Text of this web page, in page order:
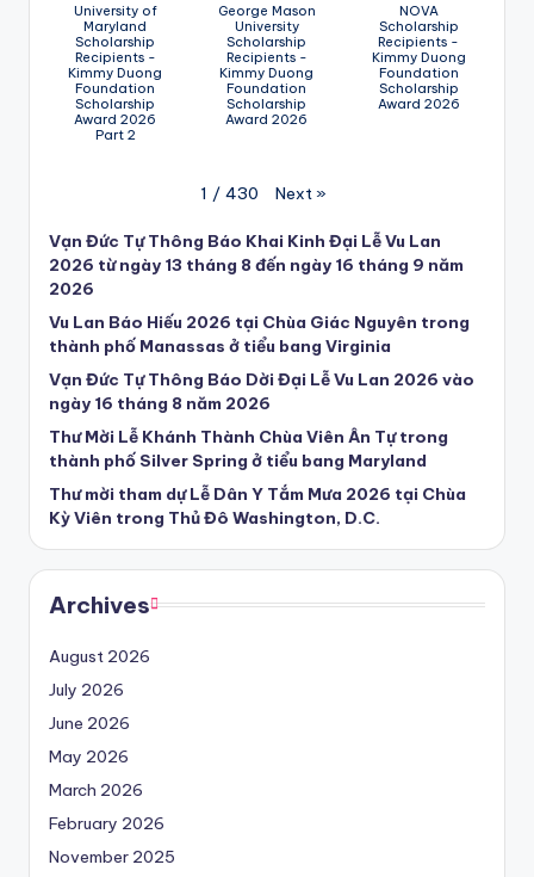
University of
Maryland
Scholarship
Recipients -
Kimmy Duong
Foundation
Scholarship
Award 2026
Part 2
George Mason
University
Scholarship
Recipients -
Kimmy Duong
Foundation
Scholarship
Award 2026
NOVA
Scholarship
Recipients -
Kimmy Duong
Foundation
Scholarship
Award 2026
1 / 430 Next »
Vạn Đức Tự Thông Báo Khai Kinh Đại Lễ Vu Lan
2026 từ ngày 13 tháng 8 đến ngày 16 tháng 9 năm
2026
Vu Lan Báo Hiếu 2026 tại Chùa Giác Nguyên trong
thành phố Manassas ở tiểu bang Virginia
Vạn Đức Tự Thông Báo Dời Đại Lễ Vu Lan 2026 vào
ngày 16 tháng 8 năm 2026
Thư Mời Lễ Khánh Thành Chùa Viên Ân Tự trong
thành phố Silver Spring ở tiểu bang Maryland
Thư mời tham dự Lễ Dân Y Tắm Mưa 2026 tại Chùa
Kỳ Viên trong Thủ Đô Washington, D.C.
Archives
August 2026
July 2026
June 2026
May 2026
March 2026
February 2026
November 2025